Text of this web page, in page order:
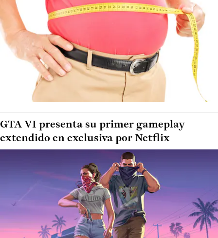
GTA VI presenta su primer gameplay
extendido en exclusiva por Netflix